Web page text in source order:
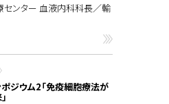
センター 血液内科科長／輸
ポジウム2「免疫細胞療法が